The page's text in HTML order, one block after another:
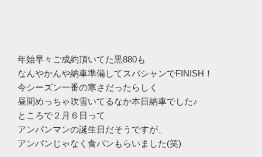
年始早々ご成約頂いてた黒880も
なんやかんや納車準備してスパシャンでFINISH！
今シーズン一番の寒さだったらしく
昼間めっちゃ吹雪いてるなか本日納車でした♪
ところで２月６日って
アンパンマンの誕生日だそうですが、
アンパンじゃなく食パンもらいました(笑)